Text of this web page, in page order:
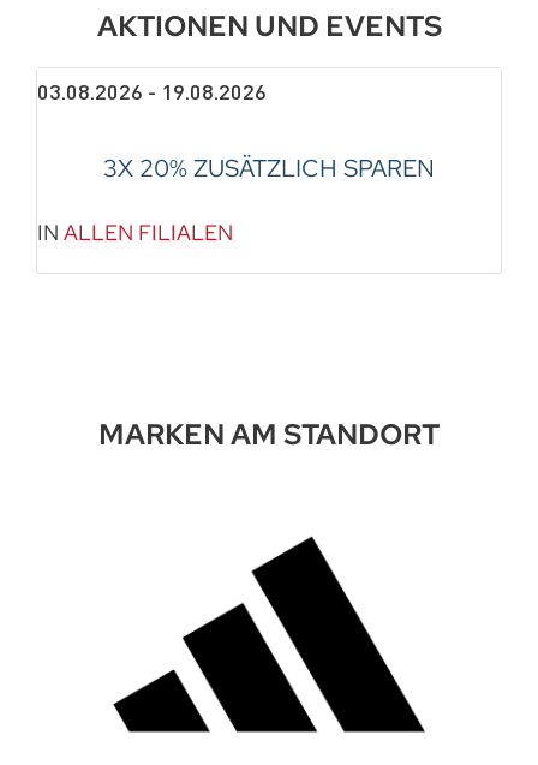
AKTIONEN UND EVENTS
03.08.2026 - 19.08.2026
3X 20% ZUSÄTZLICH SPAREN
IN ALLEN FILIALEN
MARKEN AM STANDORT